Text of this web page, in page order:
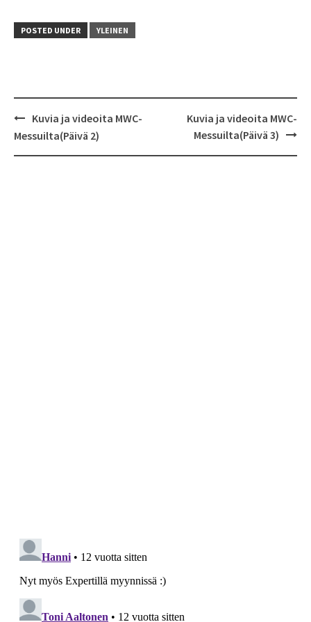
POSTED UNDER YLEINEN
Post
navigation
Kuvia ja videoita MWC-
Messuilta(Päivä 2)
Kuvia ja videoita MWC-
Messuilta(Päivä 3)